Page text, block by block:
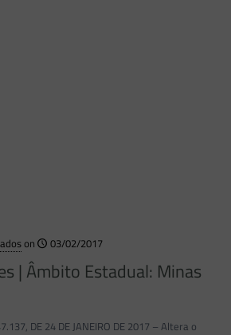
on 03/02/2017
| Âmbito Estadual: Minas
DE 24 DE JANEIRO DE 2017 – Altera o